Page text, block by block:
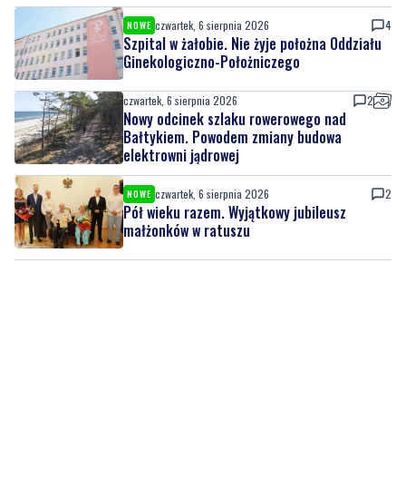
NOWE czwartek, 6 sierpnia 2026 4
Szpital w żałobie. Nie żyje położna Oddziału
Ginekologiczno-Położniczego
czwartek, 6 sierpnia 2026 2
Nowy odcinek szlaku rowerowego nad
Bałtykiem. Powodem zmiany budowa
elektrowni jądrowej
NOWE czwartek, 6 sierpnia 2026 2
Pół wieku razem. Wyjątkowy jubileusz
małżonków w ratuszu